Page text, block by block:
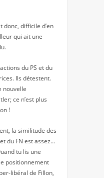
donc, difficile d’en
qui ait une
du PS et du
Ils détestent.
nouvelle
ce n’est plus
!
la similitude des
du FN est assez…
tu lis une
positionnement
libéral de Fillon,